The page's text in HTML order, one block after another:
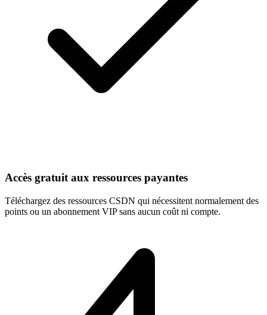
Accès gratuit aux ressources payantes
Téléchargez des ressources CSDN qui nécessitent normalement des
points ou un abonnement VIP sans aucun coût ni compte.